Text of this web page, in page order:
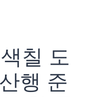
칠 도
행 준